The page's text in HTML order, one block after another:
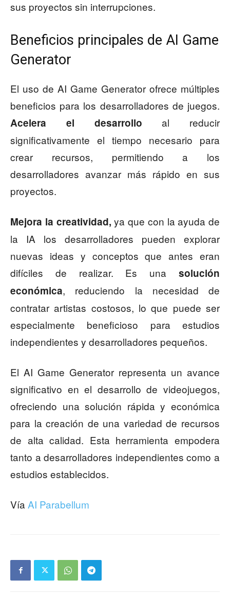
sus proyectos sin interrupciones.
Beneficios principales de AI Game
Generator
El uso de AI Game Generator ofrece múltiples
beneficios para los desarrolladores de juegos.
Acelera el desarrollo al reducir
significativamente el tiempo necesario para
crear recursos, permitiendo a los
desarrolladores avanzar más rápido en sus
proyectos.
Mejora la creatividad, ya que con la ayuda de
la IA los desarrolladores pueden explorar
nuevas ideas y conceptos que antes eran
difíciles de realizar. Es una solución
económica, reduciendo la necesidad de
contratar artistas costosos, lo que puede ser
especialmente beneficioso para estudios
independientes y desarrolladores pequeños.
El AI Game Generator representa un avance
significativo en el desarrollo de videojuegos,
ofreciendo una solución rápida y económica
para la creación de una variedad de recursos
de alta calidad. Esta herramienta empodera
tanto a desarrolladores independientes como a
estudios establecidos.
Vía AI Parabellum